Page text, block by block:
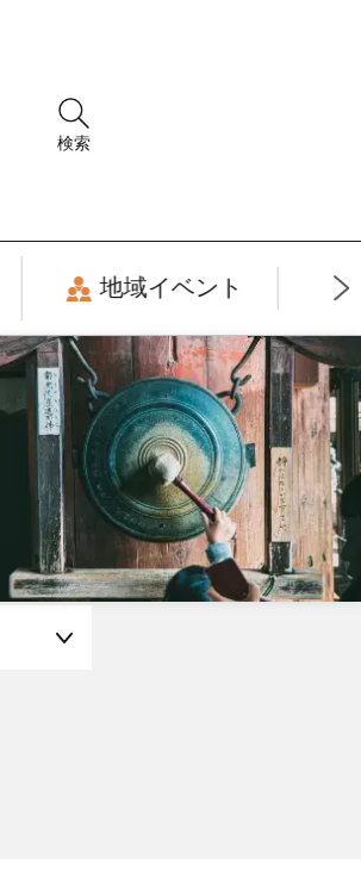
検索
地域イベント